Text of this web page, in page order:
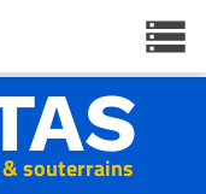
souterrains
storage